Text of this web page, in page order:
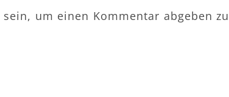
sein, um einen Kommentar abgeben